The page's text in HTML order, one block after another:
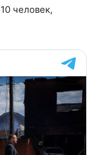
человек,